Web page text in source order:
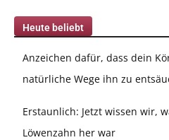
Heute beliebt
Anzeichen dafür, dass dein
natürliche Wege ihn zu
Erstaunlich: Jetzt wissen wir,
Löwenzahn her war